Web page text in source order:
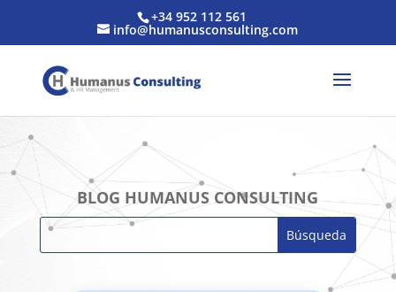
+34 952 112 561
info@humanusconsulting.com
BLOG HUMANUS CONSULTING